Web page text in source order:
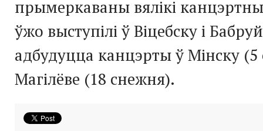
прымеркаваны вялікі
ўжо выступілі ў Віцебску і
адбудуцца канцэрты ў Мінску (5
Магілёве (18 снежня).